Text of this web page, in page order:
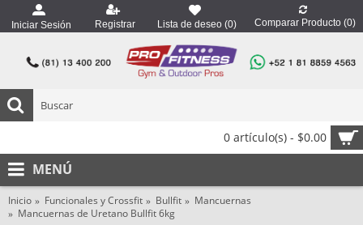
Iniciar Sesión Registrar Lista de deseo (0) Comparar Producto (0)
0 artículo(s) - $0.00
MENÚ
Inicio Funcionales y Crossfit Bullfit
Mancuernas
Mancuernas de Uretano Bullfit 6kg